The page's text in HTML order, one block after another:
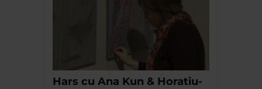
Hars cu Ana Kun & Horatiu-